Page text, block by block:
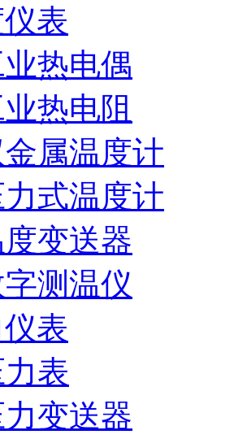
表
热电偶
热电阻
属温度计
力式温度计
变送器
测温仪
表
表
力变送器